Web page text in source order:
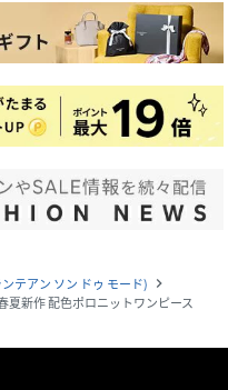
テアン ソン ドゥ モード) navigate_next
夏新作 配色ポロニットワンピース